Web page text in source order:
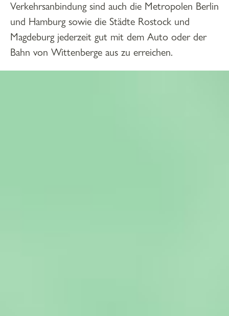
Verkehrsanbindung sind auch die Metropolen Berlin
und Hamburg sowie die Städte Rostock und
Magdeburg jederzeit gut mit dem Auto oder der
Bahn von Wittenberge aus zu erreichen.